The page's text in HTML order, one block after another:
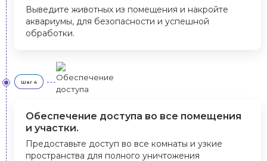
Выведите животных из помещения и накройте
аквариумы, для безопасности и успешной
обработки.
Шаг 4
Обеспечение доступа во все помещения
и участки.
Предоставьте доступ во все комнаты и узкие
пространства для полного уничтожения